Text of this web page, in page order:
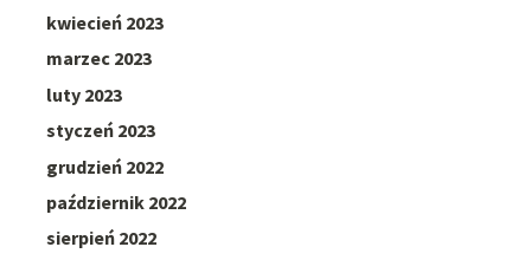
kwiecień 2023
marzec 2023
luty 2023
styczeń 2023
grudzień 2022
październik 2022
sierpień 2022